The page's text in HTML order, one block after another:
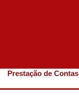
Prestação de Contas